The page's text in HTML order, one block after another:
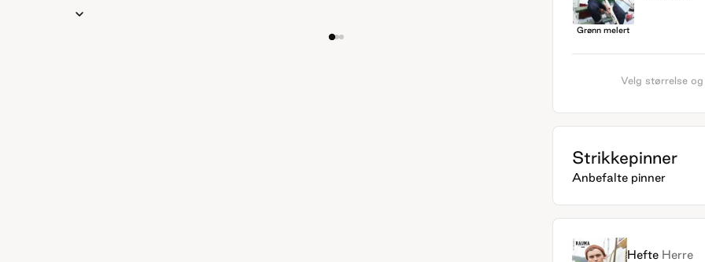
Grønn melert
Velg størrelse
Strikkepinner
Anbefalte pinner
Hefte Herre